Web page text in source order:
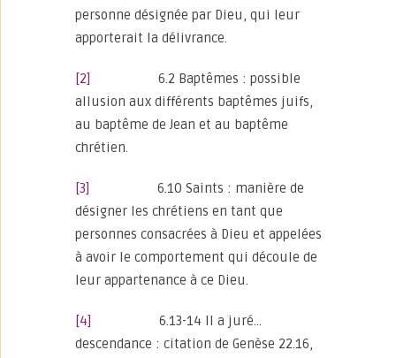
personne désignée par Dieu, qui leur
apporterait la délivrance.
[2]
6.2 Baptêmes : possible
allusion aux différents baptêmes juifs,
au baptême de Jean et au baptême
chrétien.
[3]
6.10 Saints : manière de
désigner les chrétiens en tant que
personnes consacrées à Dieu et appelées
à avoir le comportement qui découle de
leur appartenance à ce Dieu.
[4]
6.13-14 Il a juré…
descendance : citation de Genèse 22.16,